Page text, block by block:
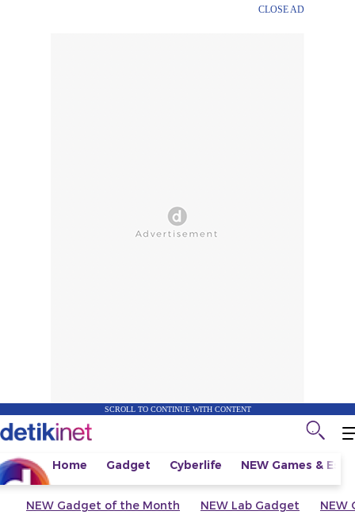
CLOSE AD
SCROLL TO CONTINUE WITH CONTENT
Home Gadget Cyberlife NEW Games &
NEW Gadget of the Month NEW Lab Gadget NEW